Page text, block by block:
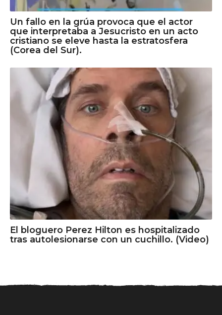
Un fallo en la grúa provoca que el actor
que interpretaba a Jesucristo en un acto
cristiano se eleve hasta la estratosfera
(Corea del Sur).
El bloguero Perez Hilton es hospitalizado
tras autolesionarse con un cuchillo. (Video)